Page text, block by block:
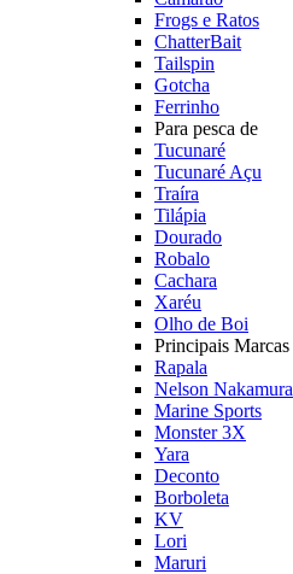
Frogs e Ratos
ChatterBait
Tailspin
Gotcha
Ferrinho
Para pesca de
Tucunaré
Tucunaré Açu
Traíra
Tilápia
Dourado
Robalo
Cachara
Xaréu
Olho de Boi
Principais Marcas
Rapala
Nelson Nakamura
Marine Sports
Monster 3X
Yara
Deconto
Borboleta
KV
Lori
Maruri